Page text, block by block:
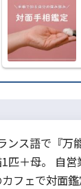
ンス語で『万
匹＋母。 自営
フェで対面